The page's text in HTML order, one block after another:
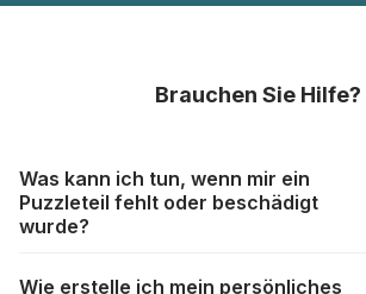
Brauchen Sie Hilfe?
Was kann ich tun, wenn mir ein
Puzzleteil fehlt oder beschädigt
wurde?
Wie erstelle ich mein persönliches